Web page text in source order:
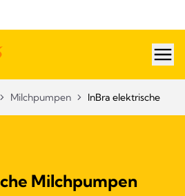
Milchpumpen InBra elektrische
Milchpumpen